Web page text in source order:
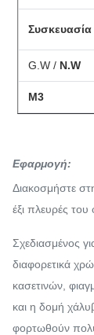
Συσκευασία
G.W / N.W
Μ3
Εφαρμογή:
Διακοσμήστε
έξι πλευρές του
Σχεδιασμένος
διαφορετικά
κασετινών,
και η δομή
φορτωθούν